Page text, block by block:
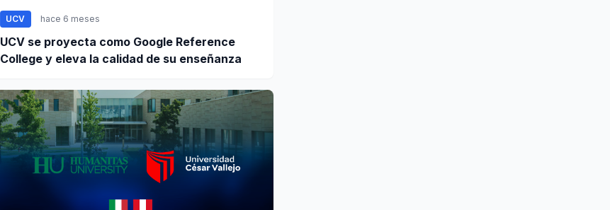
UCV hace 6 meses
UCV se proyecta como Google Reference
College y eleva la calidad de su enseñanza